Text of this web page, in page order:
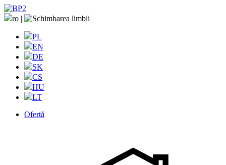
ro |
PL
EN
DE
SK
CS
HU
LT
Ofertă